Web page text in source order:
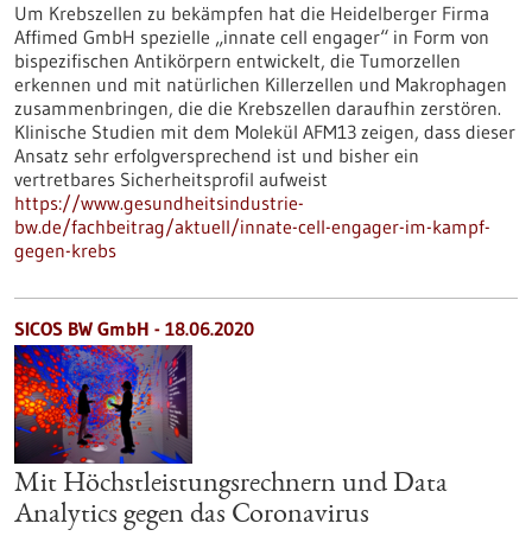
Um Krebszellen zu bekämpfen hat die Heidelberger Firma
Affimed GmbH spezielle „innate cell engager“ in Form von
bispezifischen Antikörpern entwickelt, die Tumorzellen
erkennen und mit natürlichen Killerzellen und Makrophagen
zusammenbringen, die die Krebszellen daraufhin zerstören.
Klinische Studien mit dem Molekül AFM13 zeigen, dass dieser
Ansatz sehr erfolgversprechend ist und bisher ein
vertretbares Sicherheitsprofil aufweist
https://www.gesundheitsindustrie-
bw.de/fachbeitrag/aktuell/innate-cell-engager-im-kampf-
gegen-krebs
SICOS BW GmbH - 18.06.2020
Mit Höchstleistungsrechnern und Data
Analytics gegen das Coronavirus